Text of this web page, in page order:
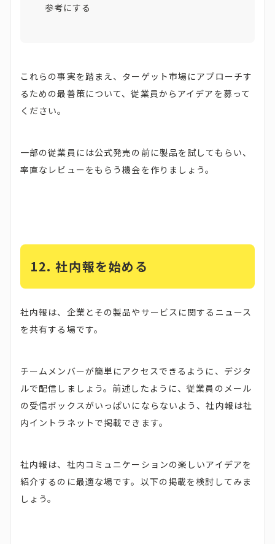
参考にする
これらの事実を踏まえ、ターゲット市場にアプローチす
るための最善策について、従業員からアイデアを募って
ください。
一部の従業員には公式発売の前に製品を試してもらい、
率直なレビューをもらう機会を作りましょう。
12. 社内報を始める
社内報は、企業とその製品やサービスに関するニュース
を共有する場です。
チームメンバーが簡単にアクセスできるように、デジタ
ルで配信しましょう。前述したように、従業員のメール
の受信ボックスがいっぱいにならないよう、社内報は社
内イントラネットで掲載できます。
社内報は、社内コミュニケーションの楽しいアイデアを
紹介するのに最適な場です。以下の掲載を検討してみま
しょう。